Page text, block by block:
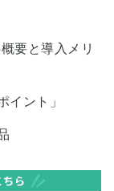
要と導入メリ
イント」